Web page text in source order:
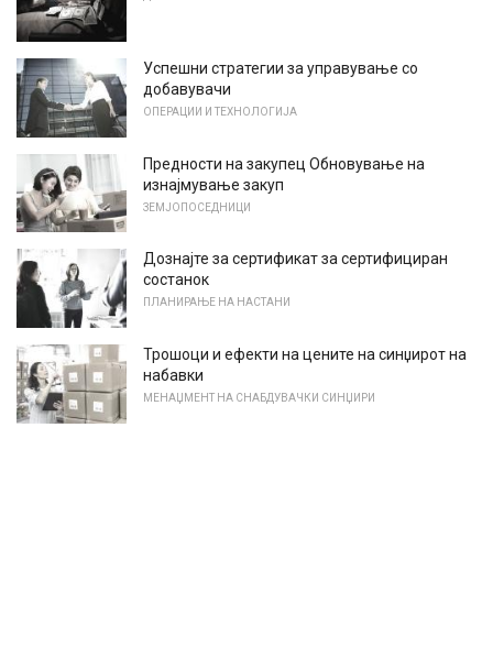
Успешни стратегии за управување со
добавувачи
ОПЕРАЦИИ И ТЕХНОЛОГИЈА
Предности на закупец Обновување на
изнајмување закуп
ЗЕМЈОПОСЕДНИЦИ
Дознајте за сертификат за сертифициран
состанок
ПЛАНИРАЊЕ НА НАСТАНИ
Трошоци и ефекти на цените на синџирот на
набавки
МЕНАЏМЕНТ НА СНАБДУВАЧКИ СИНЏИРИ